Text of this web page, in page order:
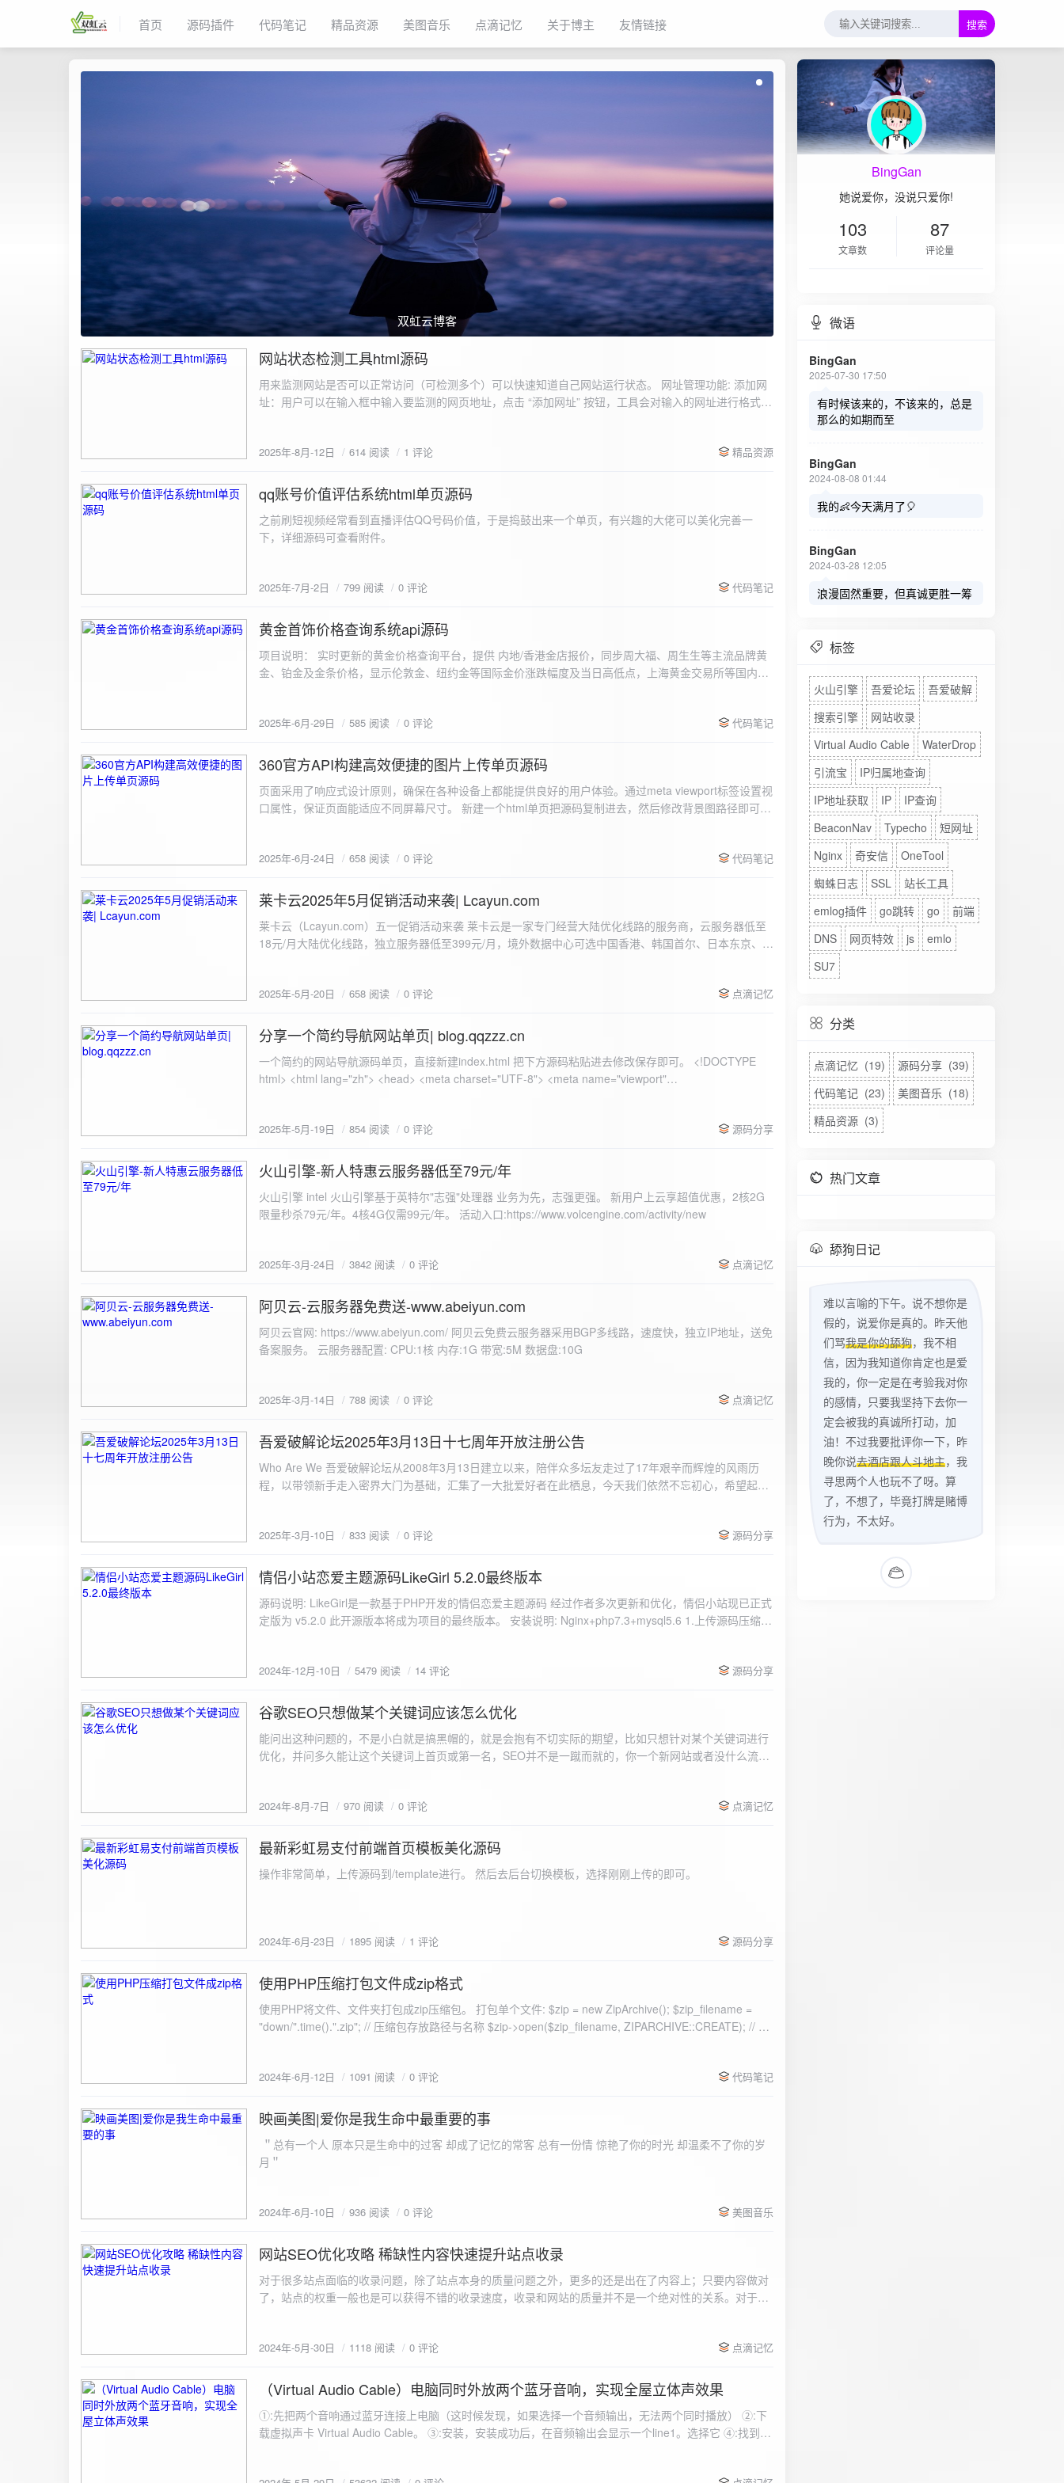
首页 源码插件 代码笔记 精品资源 美图音乐 点滴记忆 关于博主 友情链接 搜索
双虹云博客
2025-8-12
网站状态检测工具html源码
用来监测网站是否可以正常访问（可检测多个）可以快速知道自己网站运行状态。 网址管理功能: 添加网
址：用户可以在输入框中输入要监测的网页地址，点击 “添加网址” 按钮，工具会对输入的网址进行格式验
同时也会从筛选下拉框中移除该网址选项。筛选网址：右侧面板有一个 “筛选网址” 的下拉框，用户可以选
测功能： 设置监测间隔：用户可以在输入框中设置监测间隔时间（单位为秒），默认值为 60 秒。开始 /
停止监测：点击 “开始监测” 按钮，工具会立即对所有已添加的网址进行一次检测，之后按照设置的监测间
隔时间循环检测。点击 “停止监测” 按钮可停止监测。重试机制：在进行网址检测时，如果请求失败，会进
行最多 3 次重试，若重试后仍失败，则记录错误日志。日志记录与显示功能。 日志记录： 每次对网址进
会显示所有或筛选后的监测日志，正常状态的日志为黑色，异常状态的日志为红色。日志会自动滚动到最
2025年-8月-12日 614 阅读 1 评论 精品资源
2025-7-2
qq账号价值评估系统html单页源码
之前刷短视频经常看到直播评估QQ号码价值，于是捣鼓出来一个单页，有兴趣的大佬可以美化完善一
2025年-7月-2日 799 阅读 0 评论 代码笔记
2025-6-29
黄金首饰价格查询系统api源码
项目说明： 实时更新的黄金价格查询平台，提供 内地/香港金店报价，同步周大福、周生生等主流品牌黄
金、铂金及金条价格，显示伦敦金、纽约金等国际金价涨跌幅度及当日高低点，上海黄金交易所等国内黄
2025年-6月-29日 585 阅读 0 评论 代码笔记
2025-6-24
360官方API构建高效便捷的图片上传单页源码
页面采用了响应式设计原则，确保在各种设备上都能提供良好的用户体验。通过meta viewport标签设置视
口属性，保证页面能适应不同屏幕尺寸。 新建一个html单页把源码复制进去，然后修改背景图路径即可。
重置默认样式 */ * { margin: 0; padding: 0; box-sizing: border-box; } /* 设置页面的字体和添加背景图片 */
center fixed; /* 使用服务器上的路径 */ background-size: cover; /* 保证背景图片覆盖整个视窗 */ color:
#333; display: flex; justify-content: center; align-items: center; min-height: 100vh; margin: 0; } /* 容器样
式 */ .container { background-color: rgba(255, 255, 255, 0.9); /* 使用半透明白色背景，以便在图片背景
上更清晰地显示内容 */ padding: 30px; border-radius: 8px; box-shadow: 0 4px 8px rgba(0, 0, 0, 0.1);
padding: 8px; background-color: #f7f7f7; border: 1px solid #ccc; border-radius: 4px; font-size: 16px;
size: 16px; border: none; border-radius: 4px; cursor: pointer; transition: background-color 0.3s ease; }
100%; height: 30px; background-color: #ddd; border-radius: 4px; margin-top: 20px; overflow: hidden; }
.progress-fill { height: 100%; background-color: #4caf50; width: 0; line-height: 30px; text-align: center;
border-radius: 4px; background-color: #f9f9f9; font-size: 16px; color: #333; min-height: 40px; } /* 错误
或成功的提示信息样式 */ .result.success { border-color: #28a745; background-color: #e9f7e8; }
image { margin-top: 20px; max-width: 100%; height: auto; border-radius: 4px; border: 1px solid #ddd; }
</style> </head> <body> <div class="container"> <h2>图片上传-双虹云</h2> <form id="uploadForm">
<input type="file" id="fileInput" name="file" accept="image/*" required /> <button type="submit">上传文
document.getElementById('uploadForm'); const resultDiv = document.getElementById('result'); const
e.preventDefault(); const fileInput = document.getElementById('fileInput'); const file = fileInput.files[0]; if
(!file) { resultDiv.innerHTML = '<p class="error">请先选择文件！</p>'; return; } const formData = new
FormData(); formData.append('file', file); const xhr = new XMLHttpRequest(); xhr.open('POST',
'https://api.xinyew.cn/api/360tc', true); // 监听上传进度事件 xhr.upload.onprogress = function(event) { if
Math.round(percentComplete) + '%'; } }; xhr.onload = function() { if (xhr.status === 200) { const data =
图片链接: <a href="${data.data.url}" target="_blank">${data.data.url}</a></p> <p>图片文件名:
${data.data.imgFile}</p> <img src="${data.data.url}" alt="上传的图片" class="uploaded-image" /> `; }
else { resultDiv.innerHTML = `<p class="error">${data.error}</p>`; } } else { resultDiv.innerHTML = `<p
class="error">请求失败：${xhr.statusText}</p>`; } }; xhr.onerror = function() { resultDiv.innerHTML =
2025年-6月-24日 658 阅读 0 评论 代码笔记
2025-5-20
莱卡云2025年5月促销活动来袭| Lcayun.com
莱卡云（Lcayun.com）五一促销活动来袭 莱卡云是一家专门经营大陆优化线路的服务商，云服务器低至
18元/月大陆优化线路，独立服务器低至399元/月，境外数据中心可选中国香港、韩国首尔、日本东京、美
https://www.lcayun.com/actcloud.html
2025年-5月-20日 658 阅读 0 评论 点滴记忆
2025-5-19
分享一个简约导航网站单页| blog.qqzzz.cn
一个简约的网站导航源码单页，直接新建index.html 把下方源码粘贴进去修改保存即可。 <!DOCTYPE html> <html lang="zh"> <head> <meta charset="UTF-8"> <meta name="viewport" content="width=device-width, initial-scale=1.0"> <title>导航网站 -blog.qqzzz.cn</title> <meta name="keywords" content="双虹云博客"> <meta name="description" content="双虹云博客。"> <meta name="author" content="导航网站"> <meta name="robots" content="index,follow"> <meta property="og:title" content="导航网站 - "> <meta property="og:description" content="双虹云。"> <meta property="og:type" content="website"> <link rel="icon" href="https://blog.qqzzz.cn/favicon.ico" type="image/x-icon"> <link rel="shortcut icon" href="https://blog.qqzzz.cn/favicon.ico" type="image/x-icon"> <style> /* 基础样式 */ * { margin: 0; padding: 0; box-sizing: border-box; } /* 主体样式 */ body { background: #f0f2f5; font-family: 'Microsoft YaHei', -apple-system, BlinkMacSystemFont, sans-serif; margin: 0; padding: 0; min-height: 100vh; overflow-x: hidden; position: relative; display: flex; flex-direction: column; } /* 容器样式 */ .container { max-width: 1200px; margin: 0 auto; padding: 20px; flex: 1; display: flex; flex-direction: column; align-items: center; width: 100%; } /* 主盒子样式 */ .main-box { background: white; box-shadow: 0 2px 12px rgba(0, 0, 0, 0.08); border-radius: 24px; border: 1px solid #e9ecef; width: 100%; max-width: 1000px; padding: 30px; margin: 0 auto 15px; transition: all 0.3s ease; position: relative; z-index: 2; } .main-box:hover { transform: translateY(-2px); box-shadow: 0 6px 25px rgba(0, 0, 0, 0.2); } /* 头部样式 */ .header { text-align: center; margin-bottom: 20px; padding-bottom: 15px; border-bottom: 1px solid rgba(255, 255, 255, 0.2); } .header h1 { font-size: 32px; background: linear-gradient(120deg, #2b5876 0%, #4e4376 100%); -webkit-background-clip: text; -webkit-text-fill-color: transparent; margin-bottom: 15px; } /* 提示框样式 */ .notice { background: transparent; padding: 0 25px; border-radius: 12px; margin-bottom: 15px; white-space: nowrap; overflow: hidden; text-overflow: ellipsis; } .notice p { color: #4facfe; font-size: 16px; line-height: 1; font-weight: bold; letter-spacing: 0.5px; margin: 0; } /* 流量卡领取样式 */ .flow-card, .flow-card-top { background: linear-gradient(120deg, #4facfe 0%, #00f2fe 100%); box-shadow: 0 3px 15px rgba(0, 0, 0, 0.1); border-radius: 12px; padding: 10px 15px; margin-bottom: 10px; text-align: center; position: relative; overflow: hidden; display: flex; justify-content: space-between; align-items: center; } .flow-card::before, .flow-card-top::before { content: ''; position: absolute; top: -10px; right: -10px; width: 80px; height: 80px; background: rgba(255, 255, 255, 0.1); border-radius: 50%; } .flow-card .text-content, .flow-card-top h3 { flex: 1; text-align: left; color: #ffffff; font-size: 16px; margin: 0; } .flow-card h2 { color: #ffffff; font-size: 18px; margin-bottom: 4px; font-weight: 600; } .flow-card p { color: rgba(255, 255, 255, 0.9); font-size: 14px; margin-bottom: 0; } .flow-card a, .flow-card-top a { display: inline-block; background: #ffffff; color: #2b5876; padding: 8px 0; border-radius: 50px; font-size: 15px; cursor: pointer; transition: all 0.3s ease; font-weight: 600; text-decoration: none; box-shadow: 0 4px 10px rgba(0, 0, 0, 0.1); margin: 0 5px; white-space: nowrap; width: 110px; text-align: center; } /* 所有按钮统一样式 */ .flow-card .buttons a, .flow-card-top .buttons a { background: #ffffff; color: #2b5876; } .flow-card .buttons a:hover, .flow-card-top .buttons a:hover { background: #f8f9fa; transform: translateY(-2px); box-shadow: 0 6px 15px rgba(0, 0, 0, 0.2); } .flow-card .buttons, .flow-card-top .buttons { display: flex; align-items: center; justify-content: flex-end; flex-wrap: nowrap; } .flow-card a:hover, .flow-card-top a:hover { transform: translateY(-2px); box-shadow: 0 6px 15px rgba(0, 0, 0, 0.2); background: #f8f9fa; } .flow-card-top { margin-bottom: 10px; } /* 导航网格样式 */ .nav-grid { display: grid; grid-template-columns: repeat(2, 1fr); gap: 25px; width: 100%; margin: 0 auto; padding: 0; } /* 导航项样式 */ .nav-item { background: hsl(230, 10%, 33%); border-radius: 12px; padding: 12px; text-align: center; box-shadow: none; transition: all 0.3s ease; min-height: 75px; position: relative; } .nav-item:hover { transform: none; background: hsl(230, 10%, 38%); } .nav-item a { text-decoration: none; color: inherit; display: block; text-align: center; } .nav-item h3 { color: #ffffff; font-size: 17px; margin-bottom: 8px; } .nav-item p { color: rgba(255, 255, 255, 0.9); font-size: 16px; margin-bottom: 4px; } .nav-item .status { position: absolute; bottom: -20px; left: 0; right: 0; color: #ff6b6b; font-size: 12px; text-align: center; font-weight: 500; } /* 底部导航样式 */ .float-nav { display: none; } @media (max-width: 768px) { body { padding-bottom: 20px; } .container { padding: 10px; } .main-box { padding: 15px; margin: 5px; } .header { margin-bottom: 15px; padding-bottom: 10px; } .nav-grid { gap: 15px; } .flow-card, .flow-card-top { padding: 12px; margin-bottom: 10px; flex-direction: column; } .flow-card .text-content, .flow-card-top h3 { text-align: center; margin-bottom: 12px; font-size: 16px; } .flow-card h2 { font-size: 16px; margin-bottom: 5px; text-align: center; } .flow-card p { font-size: 13px; text-align: center; padding: 0 5px; } .flow-card a, .flow-card-top a, .flow-card .buttons a, .flow-card-top .buttons a { padding: 7px 0; font-size: 14px; margin: 0 4px; width: 95px; text-align: center; background: #ffffff; color: #2b5876; } .flow-card .buttons, .flow-card-top .buttons { justify-content: center; width: 100%; margin-top: 5px; } .nav-item { padding: 12px; min-height: 70px; width: 100%; } .header h1 { font-size: 24px; } .notice p { font-size: 14px; } .copyright { padding: 10px 0; font-size: 12px; } } /* 版权信息样式 */ .copyright { text-align: center; padding: 15px 0; color: #6c757d; font-size: 13px; letter-spacing: 0.5px; width: 100%; max-width: 1200px; margin: 0 auto; } /* 弹窗样式 */ .modal-overlay { position: fixed; top: 0; left: 0; right: 0; bottom: 0; background: rgba(0, 0, 0, 0.4); display: flex; justify-content: center; align-items: center; z-index: 10000; } .modal { background: white; border: 1px solid #e9ecef; padding: 25px; border-radius: 15px; width: 90%; max-width: 3
2025年-5月-19日 854 阅读 0 评论 源码分享
2025-3-24
火山引擎-新人特惠云服务器低至79元/年
火山引擎 intel 火山引擎基于英特尔"志强"处理器 业务为先，志强更强。 新用户上云享超值优惠，2核2G
限量秒杀79元/年。4核4G仅需99元/年。 活动入口:https://www.volcengine.com/activity/new
2025年-3月-24日 3842 阅读 0 评论 点滴记忆
2025-3-14
阿贝云-云服务器免费送-www.abeiyun.com
阿贝云官网: https://www.abeiyun.com/ 阿贝云免费云服务器采用BGP多线路，速度快，独立IP地址，送免
备案服务。 云服务器配置: CPU:1核 内存:1G 带宽:5M 数据盘:10G
2025年-3月-14日 788 阅读 0 评论 点滴记忆
2025-3-10
吾爱破解论坛2025年3月13日十七周年开放注册公告
Who Are We 吾爱破解论坛从2008年3月13日建立以来，陪伴众多坛友走过了17年艰辛而辉煌的风雨历
程，以带领新手走入密界大门为基础，汇集了一大批爱好者在此栖息，今天我们依然不忘初心，希望起到
严格的处理措施。在您注册前，请认真阅读注册须知以及社区的总版规，以便更好地适应和享受我们的社
www.52pojie.cn
2025年-3月-10日 833 阅读 0 评论 源码分享
2024-12-10
情侣小站恋爱主题源码LikeGirl 5.2.0最终版本
源码说明: LikeGirl是一款基于PHP开发的情侣恋爱主题源码 经过作者多次更新和优化，情侣小站现已正式
定版为 v5.2.0 此开源版本将成为项目的最终版本。 安装说明: Nginx+php7.3+mysql5.6 1.上传源码压缩包
2024年-12月-10日 5479 阅读 14 评论 源码分享
2024-8-7
谷歌SEO只想做某个关键词应该怎么优化
能问出这种问题的，不是小白就是搞黑帽的，就是会抱有不切实际的期望，比如只想针对某个关键词进行
优化，并问多久能让这个关键词上首页或第一名，SEO并不是一蹴而就的，你一个新网站或者没什么流量
2024年-8月-7日 970 阅读 0 评论 点滴记忆
2024-6-23
最新彩虹易支付前端首页模板美化源码
操作非常简单，上传源码到/template进行。 然后去后台切换模板，选择刚刚上传的即可。
2024年-6月-23日 1895 阅读 1 评论 源码分享
2024-6-12
使用PHP压缩打包文件成zip格式
使用PHP将文件、文件夹打包成zip压缩包。 打包单个文件: $zip = new ZipArchive(); $zip_filename =
"down/".time().".zip"; // 压缩包存放路径与名称 $zip->open($zip_filename, ZIPARCHIVE::CREATE); // 打
数可以改为 basename("img/logon2.png),也就是原文件所在的路径 $zip-
= array( "img/1.jpg", "img/2.jpg", ); $filename = "down/img.zip"; // 压缩包存放路径与名称 $zip = new
ZipArchive(); $zip->open($filename,ZipArchive::CREATE); //打开压缩包 //遍历文件 foreach($fileList as
$file){ $zip->addFile($file,basename($file)); //向压缩包中添加文件 } $zip->close(); //关闭压缩包 打包某
个文件夹（包含子文件夹）: <?php /** * @param $path 文件夹路径 * @param $zip zip 对象 */ function
为'.'和‘..’，不要对他们进行操作 if (is_dir($path . "/" . $filename)) { // 如果读取的某个对象是文件夹，则递
$filename); } } } } $zip = new ZipArchive(); $zip_filename = "down/files.zip"; // 压缩包存放路径与名称
压缩包中 addFileToZip("img",$zip);
2024年-6月-12日 1091 阅读 0 评论 代码笔记
2024-6-10
映画美图|爱你是我生命中最重要的事
＂总有一个人 原本只是生命中的过客 却成了记忆的常客 总有一份情 惊艳了你的时光 却温柔不了你的岁
月＂
2024年-6月-10日 936 阅读 0 评论 美图音乐
2024-5-30
网站SEO优化攻略 稀缺性内容快速提升站点收录
对于很多站点面临的收录问题，除了站点本身的质量问题之外，更多的还是出在了内容上；只要内容做对
了，站点的权重一般也是可以获得不错的收录速度，收录和网站的质量并不是一个绝对性的关系。对于质
2024年-5月-30日 1118 阅读 0 评论 点滴记忆
2024-5-29
（Virtual Audio Cable）电脑同时外放两个蓝牙音响，实现全屋立体声效果
①:先把两个音响通过蓝牙连接上电脑（这时候发现，如果选择一个音频输出，无法两个同时播放） ②:下
载虚拟声卡 Virtual Audio Cable。 ③:安装，安装成功后，在音频输出会显示一个line1。选择它 ④:找到安
BingGan
她说爱你，没说只爱你!
103
文章数
87
评论量
微语
BingGan
2025-07-30 17:50
有时候该来的，不该来的，总是
那么的如期而至
BingGan
2024-08-08 01:44
我的👶今天满月了🎈
BingGan
2024-03-28 12:05
浪漫固然重要，但真诚更胜一筹
标签
火山引擎 吾爱论坛
吾爱破解
搜索引擎
网站收录
Virtual Audio Cable
WaterDrop
引流宝
IP归属地查询
IP地址获取
IP
IP查询
BeaconNav
Typecho
短网址
Nginx
奇安信
OneTool
蜘蛛日志
SSL
站长工具
emlog插件
go跳转 go
前端
DNS
网页特效 js
emlo
SU7
分类
点滴记忆 (19)
源码分享 (39)
代码笔记 (23)
美图音乐 (18)
精品资源 (3)
热门文章
舔狗日记
难以言喻的下午。说不想你是
假的，说爱你是真的。昨天他
们骂我是你的舔狗，我不相
信，因为我知道你肯定也是爱
我的，你一定是在考验我对你
的感情，只要我坚持下去你一
定会被我的真诚所打动，加
油！不过我要批评你一下，昨
晚你说去酒店跟人斗地主，我
寻思两个人也玩不了呀。算
了，不想了，毕竟打牌是赌博
行为，不太好。